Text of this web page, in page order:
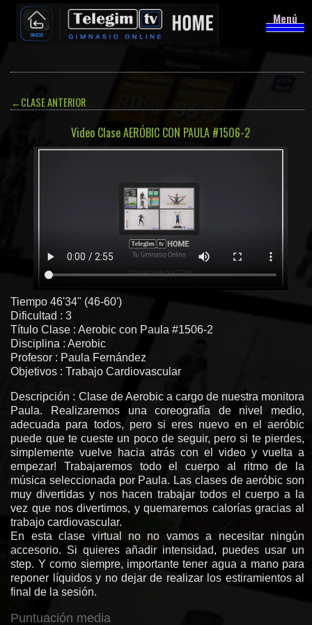
Menú
←CLASE ANTERIOR
Video Clase AERÓBIC CON PAULA #1506-2
Tiempo 46'34" (46-60')
Dificultad : 3
Título Clase : Aerobic con Paula #1506-2
Disciplina : Aerobic
Profesor : Paula Fernández
Objetivos : Trabajo Cardiovascular
Descripción : Clase de Aerobic a cargo de nuestra monitora
Paula. Realizaremos una coreografía de nivel medio,
adecuada para todos, pero si eres nuevo en el aeróbic
puede que te cueste un poco de seguir, pero si te pierdes,
simplemente vuelve hacia atrás con el video y vuelta a
empezar! Trabajaremos todo el cuerpo al ritmo de la
música seleccionada por Paula. Las clases de aeróbic son
muy divertidas y nos hacen trabajar todos el cuerpo a la
vez que nos divertimos, y quemaremos calorías gracias al
trabajo cardiovascular.
En esta clase virtual no no vamos a necesitar ningún
accesorio. Si quieres añadir intensidad, puedes usar un
step. Y como siempre, importante tener agua a mano para
reponer líquidos y no dejar de realizar los estiramientos al
final de la sesión.
Puntuación media